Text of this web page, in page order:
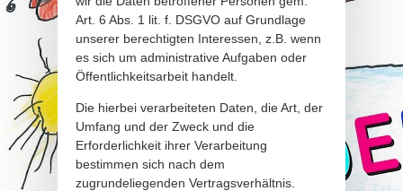
Art. 6 Abs. 1 lit. f. DSGVO auf Grundlage
unserer berechtigten Interessen, z.B. wenn
es sich um administrative Aufgaben oder
Öffentlichkeitsarbeit handelt.
Die hierbei verarbeiteten Daten, die Art, der
Umfang und der Zweck und die
Erforderlichkeit ihrer Verarbeitung
bestimmen sich nach dem
zugrundeliegenden Vertragsverhältnis.